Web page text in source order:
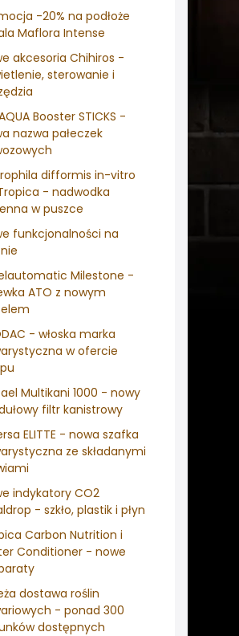
-20% na podłoże
Maflora Intense
akcesoria Chihiros -
sterowanie i
Booster STICKS -
nazwa pałeczek
difformis in-vitro
- nadwodka
w puszce
funkcjonalności na
Milestone -
ATO z nowym
- włoska marka
w ofercie
Multikani 1000 - nowy
filtr kanistrowy
ELITTE - nowa szafka
ze składanymi
indykatory CO2
- szkło, plastik i płyn
Carbon Nutrition i
Conditioner - nowe
dostawa roślin
- ponad 300
dostępnych